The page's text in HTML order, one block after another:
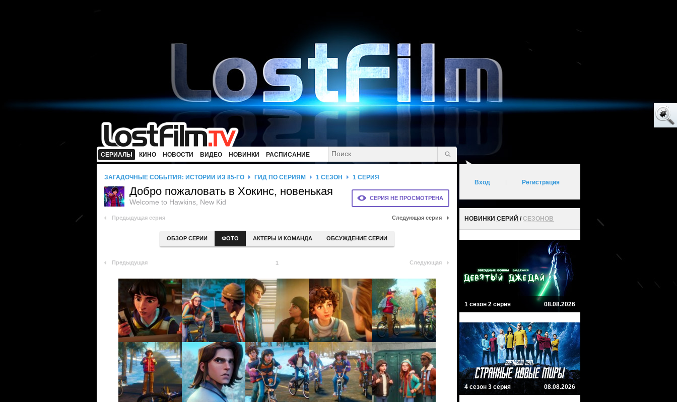
СЕРИАЛЫ КИНО НОВОСТИ ВИДЕО НОВИНКИ РАСПИСАНИЕ
СЕРИЯ НЕ ПРОСМОТРЕНА
ЗАГАДОЧНЫЕ СОБЫТИЯ: ИСТОРИИ ИЗ 85-ГО ГИД ПО СЕРИЯМ 1 СЕЗОН 1 СЕРИЯ
Добро пожаловать в Хокинс, новенькая
Welcome to Hawkins, New Kid
Предыдущая серия Следующая серия
ОБЗОР СЕРИИ ФОТО АКТЕРЫ И КОМАНДА ОБСУЖДЕНИЕ СЕРИИ
Предыдущая 1 Следующая
Вход Регистрация
НОВИНКИ СЕРИЙ /СЕЗОНОВ
1 сезон 2 серия 08.08.2026
4 сезон 3 серия 08.08.2026